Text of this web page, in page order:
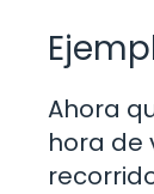
Ahora
hora de